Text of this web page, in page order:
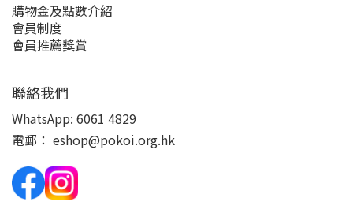
購物金及點數介紹
會員制度
會員推薦獎賞
聯絡我們
WhatsApp: 6061 4829
電郵： eshop@pokoi.org.hk